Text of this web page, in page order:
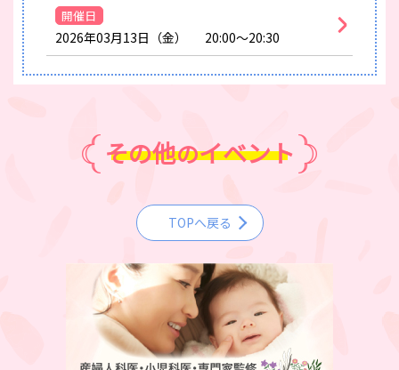
開催日
2026年03月13日（金） 20:00～20:30
その他のイベント
TOPへ戻る